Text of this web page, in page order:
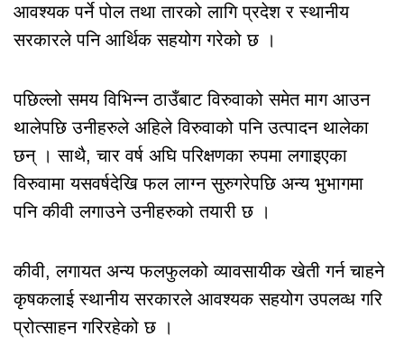
आवश्यक पर्ने पोल तथा तारको लागि प्रदेश र स्थानीय
सरकारले पनि आर्थिक सहयोग गरेको छ ।
पछिल्लो समय विभिन्न ठाउँबाट विरुवाको समेत माग आउन
थालेपछि उनीहरुले अहिले विरुवाको पनि उत्पादन थालेका
छन् । साथै, चार वर्ष अघि परिक्षणका रुपमा लगाइएका
विरुवामा यसवर्षदेखि फल लाग्न सुरुगरेपछि अन्य भुभागमा
पनि कीवी लगाउने उनीहरुको तयारी छ ।
कीवी, लगायत अन्य फलफुलको व्यावसायीक खेती गर्न चाहने
कृषकलाई स्थानीय सरकारले आवश्यक सहयोग उपलव्ध गरि
प्रोत्साहन गरिरहेको छ ।